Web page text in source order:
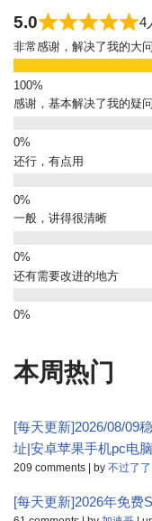
5.0 4
非常感谢，解决了我的大
感谢，基本解决了我的疑问
还行，有点用
一般，讲得很清晰
还有需要改进的地方
本周热门
[每天更新]2026/08/09
址|安卓苹果手机pc电
209 comments | by 不过了了
[每天更新]2026年免费